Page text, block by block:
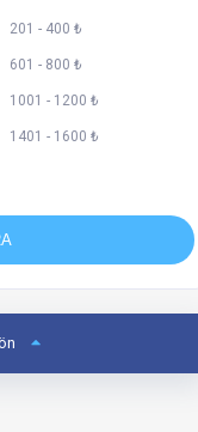
201 - 400 ₺
601 - 800 ₺
1001 - 1200 ₺
1401 - 1600 ₺